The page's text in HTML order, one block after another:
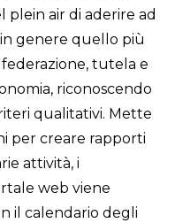
plein air di aderire ad
genere quello più
tutela e
riconoscendo
qualitativi. Mette
per creare rapporti
attività, i
web viene
il calendario degli